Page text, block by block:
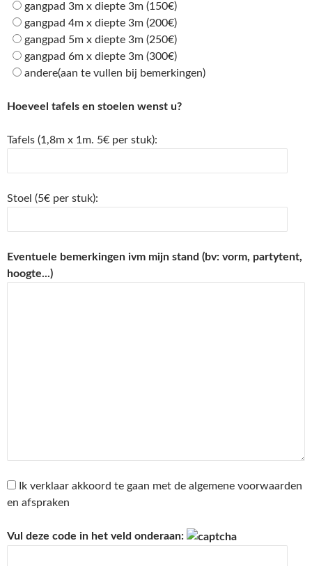
gangpad 3m x diepte 3m (150€)
gangpad 4m x diepte 3m (200€)
gangpad 5m x diepte 3m (250€)
gangpad 6m x diepte 3m (300€)
andere(aan te vullen bij bemerkingen)
Hoeveel tafels en stoelen wenst u?
Tafels (1,8m x 1m. 5€ per stuk):
Stoel (5€ per stuk):
Eventuele bemerkingen ivm mijn stand (bv: vorm, partytent,
hoogte...)
Ik verklaar akkoord te gaan met de algemene voorwaarden
en afspraken
Vul deze code in het veld onderaan: